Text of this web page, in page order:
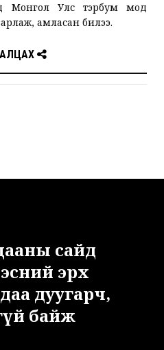
Монгол Улс тэрбум мод
амласан билээ.
сайд
эрх
дуугарч,
байж